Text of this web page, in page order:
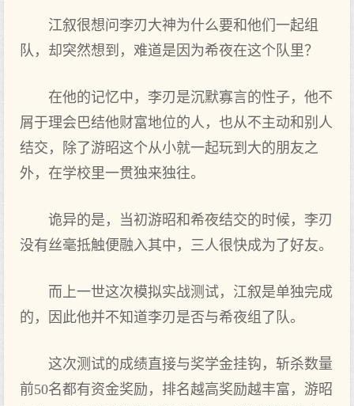
江叙很想问李刃大神为什么要和他们一起组
队，却突然想到，难道是因为希夜在这个队里？
在他的记忆中，李刃是沉默寡言的性子，他不
屑于理会巴结他财富地位的人，也从不主动和别人
结交，除了游昭这个从小就一起玩到大的朋友之
外，在学校里一贯独来独往。
诡异的是，当初游昭和希夜结交的时候，李刃
没有丝毫抵触便融入其中，三人很快成为了好友。
而上一世这次模拟实战测试，江叙是单独完成
的，因此他并不知道李刃是否与希夜组了队。
这次测试的成绩直接与奖学金挂钩，斩杀数量
前50名都有资金奖励，排名越高奖励越丰富，游昭